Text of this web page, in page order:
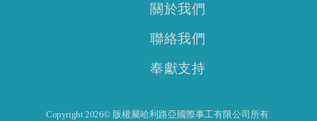
關於我們
聯絡我們
奉獻支持
Copyright 2026© 版權屬哈利路亞國際事工有限公司所有.